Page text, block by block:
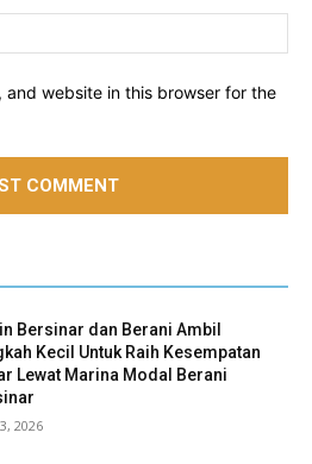
and website in this browser for the
Bersinar dan Berani Ambil
Kecil Untuk Raih Kesempatan
Lewat Marina Modal Berani
2026